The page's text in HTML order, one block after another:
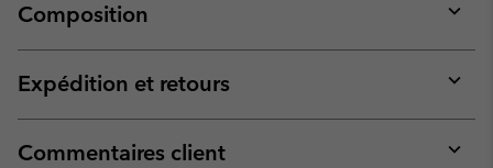
Composition
or
Expédition et retours
or
Commentaires client